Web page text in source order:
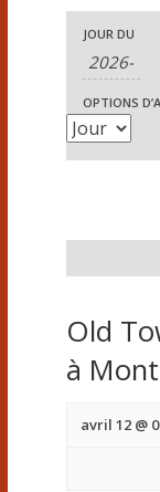
h
e
h
e
t
n
R
e
c
h
r
h
e
JOUR DU
N
a
v
g
a
t
i
n
OPTIONS
Old
à
avril 12 @